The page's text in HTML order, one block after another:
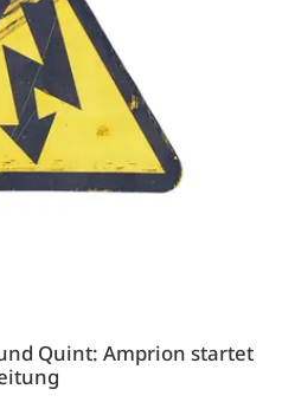
Quint: Amprion startet